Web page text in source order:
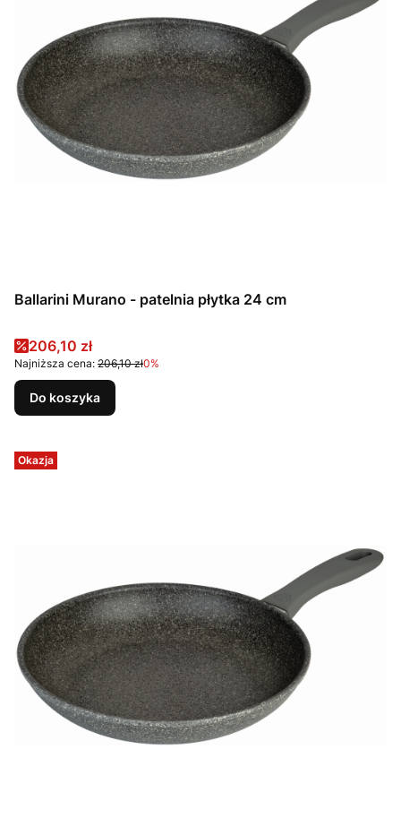
Ballarini Murano - patelnia płytka 24 cm
Cena promocyjna
206,10 zł
Najniższa cena: 206,10 zł0%
Do koszyka
Okazja